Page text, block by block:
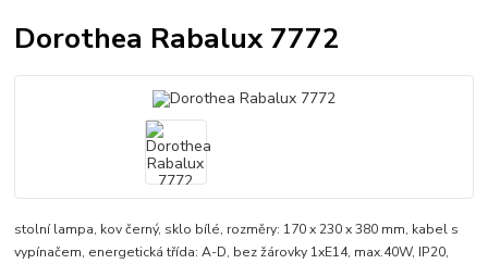
Dorothea Rabalux 7772
stolní lampa, kov černý, sklo bílé, rozměry: 170 x 230 x 380 mm, kabel s
vypínačem, energetická třída: A-D, bez žárovky 1xE14, max.40W, IP20,